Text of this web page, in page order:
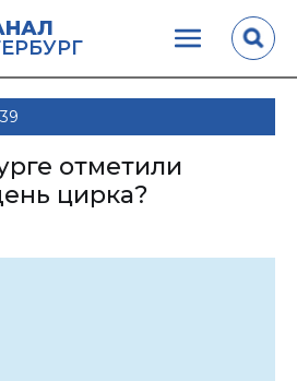
отметили
цирка?